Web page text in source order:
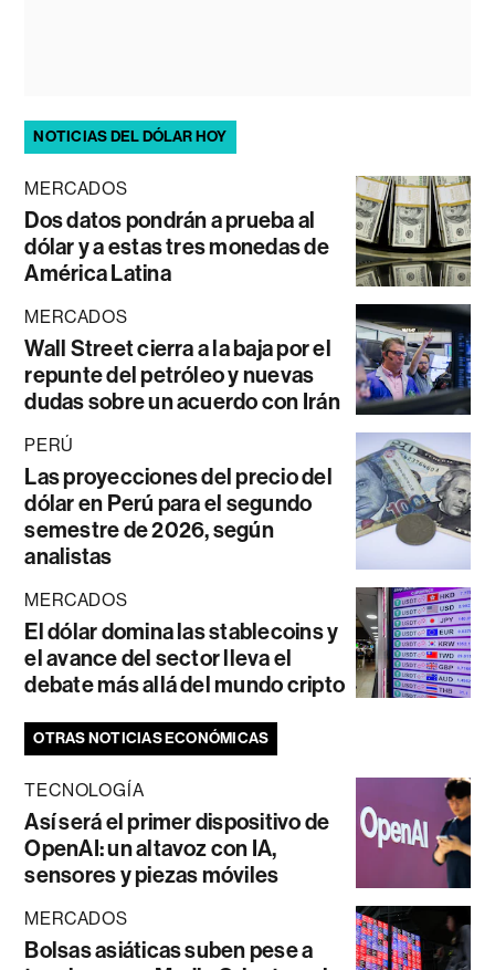
NOTICIAS DEL DÓLAR HOY
MERCADOS
Dos datos pondrán a prueba al
dólar y a estas tres monedas de
América Latina
MERCADOS
Wall Street cierra a la baja por el
repunte del petróleo y nuevas
dudas sobre un acuerdo con Irán
PERÚ
Las proyecciones del precio del
dólar en Perú para el segundo
semestre de 2026, según
analistas
MERCADOS
El dólar domina las stablecoins y
el avance del sector lleva el
debate más allá del mundo cripto
OTRAS NOTICIAS ECONÓMICAS
TECNOLOGÍA
Así será el primer dispositivo de
OpenAI: un altavoz con IA,
sensores y piezas móviles
MERCADOS
Bolsas asiáticas suben pese a